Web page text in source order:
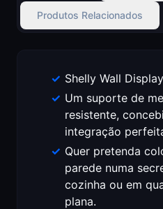
Produtos Relacionados
Shelly Wall
Um suporte de
resistente,
integração
Quer pretenda
parede numa
cozinha ou em
plana.